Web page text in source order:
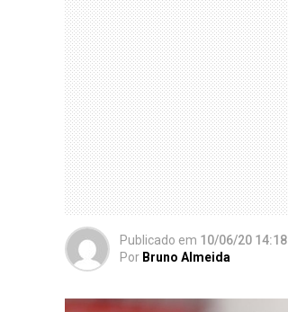
Publicado em 10/06/20 14:18
Por Bruno Almeida